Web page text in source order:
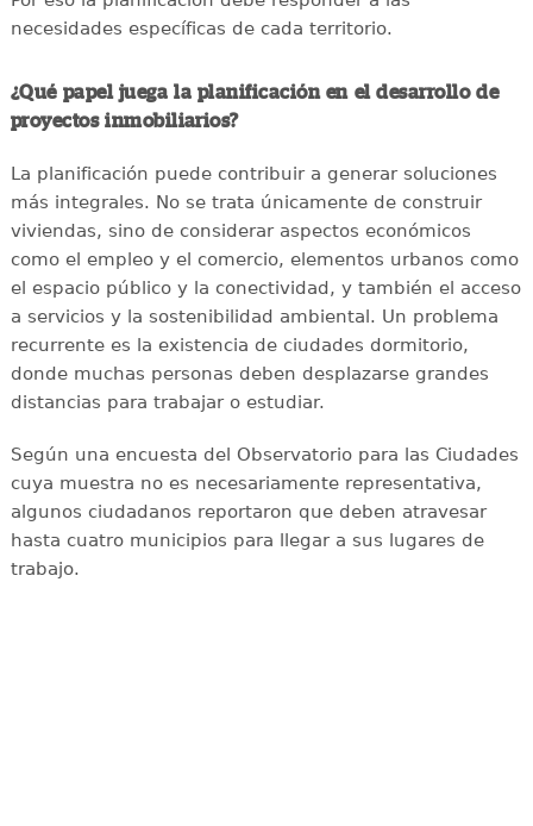
necesidades específicas de cada territorio.
¿Qué papel juega la planificación en el desarrollo de
proyectos inmobiliarios?
La planificación puede contribuir a generar soluciones
más integrales. No se trata únicamente de construir
viviendas, sino de considerar aspectos económicos
como el empleo y el comercio, elementos urbanos como
el espacio público y la conectividad, y también el acceso
a servicios y la sostenibilidad ambiental. Un problema
recurrente es la existencia de ciudades dormitorio,
donde muchas personas deben desplazarse grandes
distancias para trabajar o estudiar.
Según una encuesta del Observatorio para las Ciudades
cuya muestra no es necesariamente representativa,
algunos ciudadanos reportaron que deben atravesar
hasta cuatro municipios para llegar a sus lugares de
trabajo.